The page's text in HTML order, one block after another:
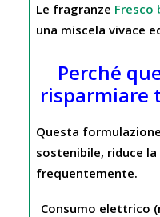
Le fragranze Fresco
una miscela vivace
Perché
risparmiare
Questa
sostenibile, riduce
frequentemente.
Consumo elettrico